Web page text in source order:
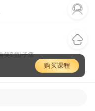
笑到肚子痛
购买课程